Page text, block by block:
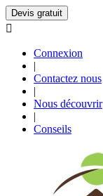
Devis gratuit

Connexion
|
Contactez nous
|
Nous découvrir
|
Conseils